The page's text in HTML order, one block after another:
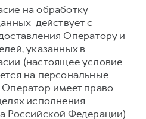
на обработку
действует с
Оператору и
указанных в
(настоящее условие
на персональные
имеет право
исполнения
Российской Федерации)